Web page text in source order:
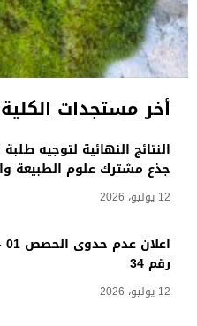
أخر مستجدات الكلية
النتائج النهائية لتوجيه
جذع مشترك علوم الطبيعة
12 يوليو، 2026
رقم 34
12 يوليو، 2026